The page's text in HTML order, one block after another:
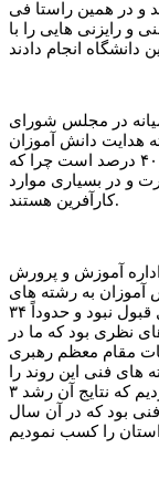
و در همین راستا فی
و رایزنی هایی را با
در مجلس شورای
هدایت دانش آموزان
به رشته های فنی ۶۰ درصد و رشته های نظری ۴۰ درصد است چرا که
و در بسیاری موارد
کارآفرین هستند.
آموزش و پرورش
آموزان به رشته های
فنی در شهرستان ما در آن برهه از زمان قابل قبول نبود و حدوداً ۳۴
۶۶ درصد رشته های نظری بود که ما در
مقام معظم رهبری
فنی این روند را
اصلاح کنیم و برای این منظور ۵ راهبرد تعریف کردیم که نتایج آن رشد ۳
بود که در آن سال